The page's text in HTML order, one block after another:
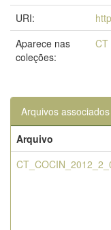
URI:
Aparece nas
coleções:
CT
Arquivos
Arquivo